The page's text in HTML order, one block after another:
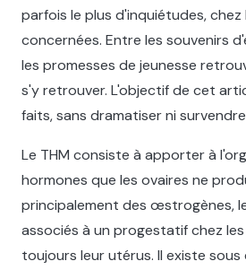
parfois le plus d'inquiétudes, chez
concernées. Entre les souvenirs
les promesses de jeunesse
s'y retrouver. L'objectif de cet
faits, sans dramatiser ni
Le THM consiste à apporter à
hormones que les ovaires ne
principalement des œstrogènes,
associés à un progestatif chez
toujours leur utérus. Il existe